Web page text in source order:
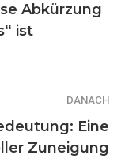
Abkürzung
ist
DANACH
Eine
Zuneigung